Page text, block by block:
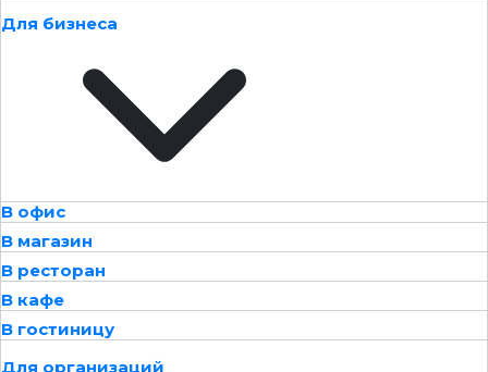
Для бизнеса
В офис
В магазин
В ресторан
В кафе
В гостиницу
Для организаций